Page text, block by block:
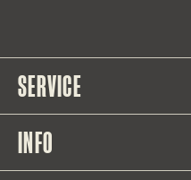
SERVICE
INFO